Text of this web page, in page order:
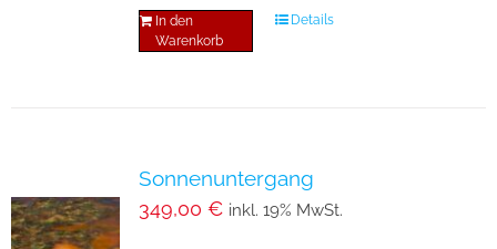
In den
Warenkorb
Details
Sonnenuntergang
349,00 € inkl. 19% MwSt.